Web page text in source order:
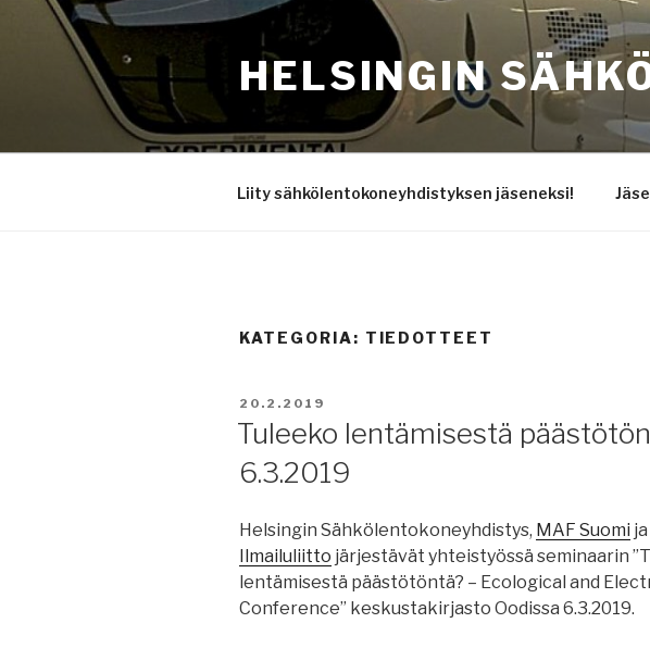
sisältöön
HELSINGIN
Liity sähkölentokoneyhdistyksen jäseneksi!
KATEGORIA: TIEDOTTEET
JULKAISTU
20.2.2019
Tuleeko lentämisestä
6.3.2019
Helsingin Sähkölentokoneyhdistys, MAF Suomi ja
Ilmailuliitto järjestävät yhteistyössä seminaarin
lentämisestä päästötöntä? – Ecological and
Conference” keskustakirjasto Oodissa 6.3.2019.